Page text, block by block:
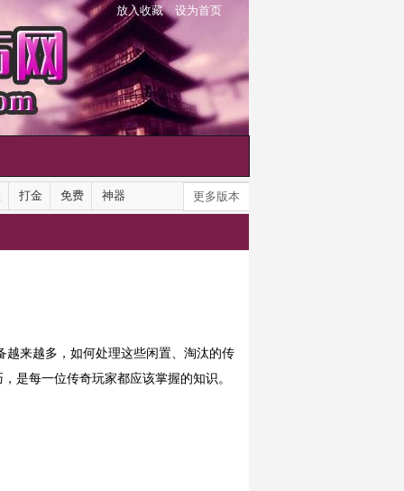
放入收藏 设为首页
打金 免费 神器 更多版本
来越多，如何处理这些闲置、淘汰的传
是每一位传奇玩家都应该掌握的知识。